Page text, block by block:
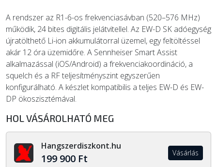
A rendszer az R1-6-os frekvenciasávban (520–576 MHz)
működik, 24 bites digitális jelátvitellel. Az EW-D SK adóegység
újratölthető Li-ion akkumulátorral üzemel, egy feltöltéssel
akár 12 óra üzemidőre. A Sennheiser Smart Assist
alkalmazással (iOS/Android) a frekvenciakoordináció, a
squelch és a RF teljesítményszint egyszerűen
konfigurálható. A készlet kompatibilis a teljes EW-D és EW-
DP ökoszisztémával.
HOL VÁSÁROLHATÓ MEG
Hangszerdiszkont.hu
199 900 Ft Vásárlás